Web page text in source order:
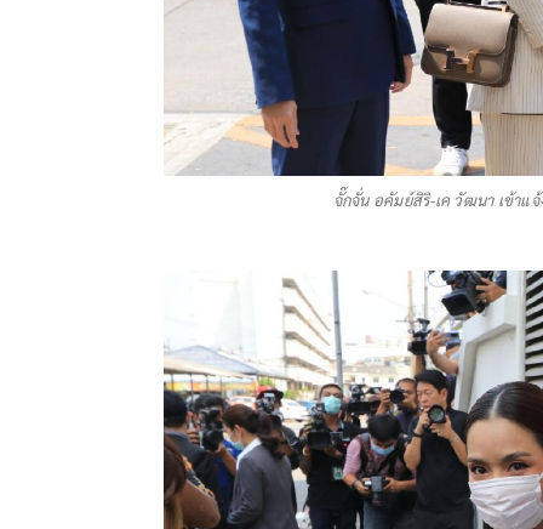
จั๊กจั่น อคัมย์สิริ-เค วัฒนา เข้าแ